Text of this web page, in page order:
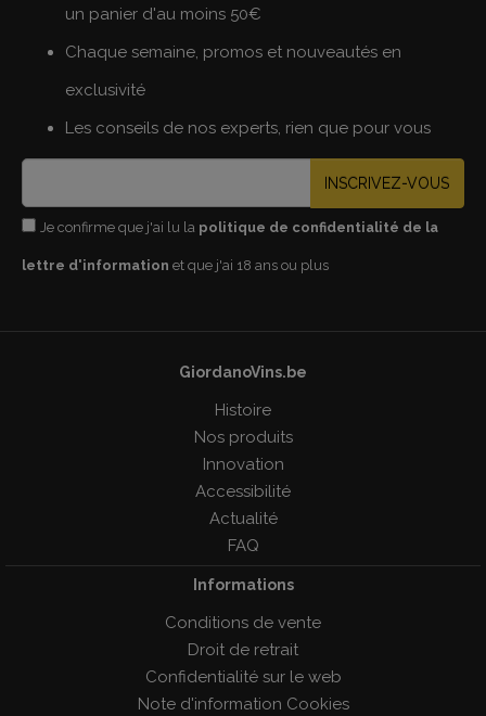
un panier d'au moins 50€
Chaque semaine, promos et nouveautés en
exclusivité
Les conseils de nos experts, rien que pour vous
INSCRIVEZ-VOUS
Je confirme que j'ai lu la politique de confidentialité de la
lettre d'information et que j'ai 18 ans ou plus
GiordanoVins.be
Histoire
Nos produits
Innovation
Accessibilité
Actualité
FAQ
Informations
Conditions de vente
Droit de retrait
Confidentialité sur le web
Note d'information Cookies